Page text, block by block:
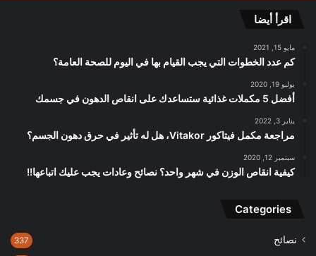
اقرأ أيضا
مايو 15, 2021
كم عدد الخطوات التي يجب القيام بها في اليوم للصحة العامة؟
يوليو 19, 2020
أفضل 5 مكملات غذائية ستساعدك على انقاص الدهون في جسمك
يناير 3, 2022
مراجعة مكمل فيتاكور Vitakor، هل له تأثير في حرق دهون الجسم؟
سبتمبر 12, 2020
كيفية انقاص الوزن في شهر واحد؟ نصائح وعادات يجب عليك اتباعها!!
Categories
نصائح 337